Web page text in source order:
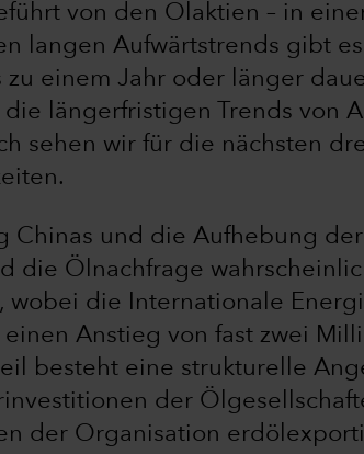
von den Ölaktien – in
langen Aufwärtstrends gibt
einem Jahr oder länger
die längerfristigen Trends von
sehen wir für die nächsten
Chinas und die Aufhebung
die Ölnachfrage
wobei die Internationale
einen Anstieg von fast zwei
besteht eine strukturelle
der
der Organisation